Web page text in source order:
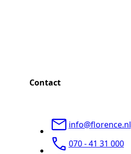
Contact
info@florence.nl
070 - 41 31 000